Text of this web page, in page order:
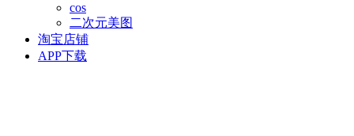
cos
二次元美图
淘宝店铺
APP下载